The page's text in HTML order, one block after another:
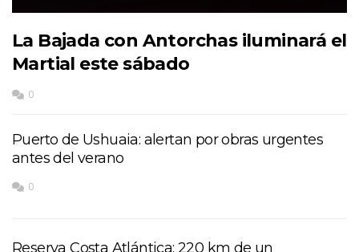
La Bajada con Antorchas iluminará el
Martial este sábado
0
Puerto de Ushuaia: alertan por obras urgentes
antes del verano
0
Reserva Costa Atlántica: 220 km de un